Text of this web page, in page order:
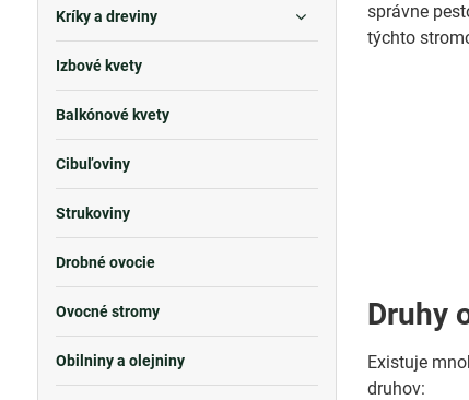
správne
týchto
Druhy
Existuje
druhov:
Kríky a dreviny
Izbové kvety
Balkónové kvety
Cibuľoviny
Strukoviny
Drobné ovocie
Ovocné stromy
Obilniny a olejniny